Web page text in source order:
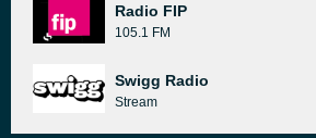
Radio FIP
105.1 FM
Swigg Radio
Stream